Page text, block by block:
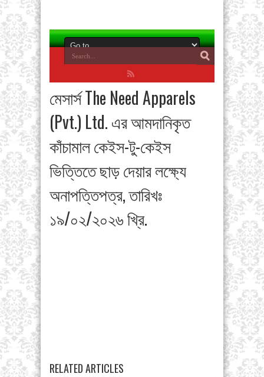
মেসার্স The Need Apparels
(Pvt.) Ltd. এর আমদানিকৃত
কাঁচামাল কেইস-টু-কেইস
ভিত্তিতে ছাড় দেয়ার লক্ষ্যে
অনাপত্তিপত্র, তারিখঃ
১৯/০২/২০২৬ খ্রি.
RELATED ARTICLES